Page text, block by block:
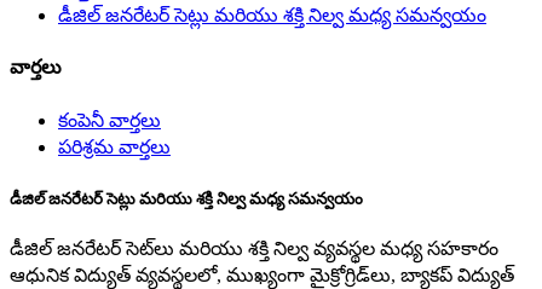
డీజిల్ జనరేటర్ సెట్లు మరియు శక్తి నిల్వ మధ్య సమన్వయం
వార్తలు
కంపెనీ వార్తలు
పరిశ్రమ వార్తలు
డీజిల్ జనరేటర్ సెట్లు మరియు శక్తి నిల్వ మధ్య సమన్వయం
డీజిల్ జనరేటర్ సెట్‌లు మరియు శక్తి నిల్వ వ్యవస్థల మధ్య సహకారం
ఆధునిక విద్యుత్ వ్యవస్థలలో, ముఖ్యంగా మైక్రోగ్రిడ్‌లు, బ్యాకప్ విద్యుత్